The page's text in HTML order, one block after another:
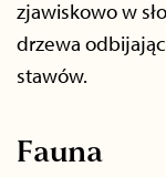
zjawiskowo w
drzewa
stawów.
Fauna